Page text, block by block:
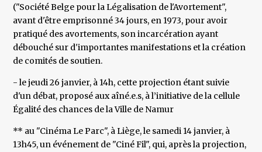
("Société Belge pour la Légalisation de l'Avortement",
avant d'être emprisonné 34 jours, en 1973, pour avoir
pratiqué des avortements, son incarcération ayant
débouché sur d'importantes manifestations et la création
de comités de soutien.
- le jeudi 26 janvier, à 14h, cette projection étant suivie
d'un débat, proposé aux aîné.e.s, à l’initiative de la cellule
Égalité des chances de la Ville de Namur
** au "Cinéma Le Parc", à Liège, le samedi 14 janvier, à
13h45, un événement de "Ciné Fil", qui, après la projection,